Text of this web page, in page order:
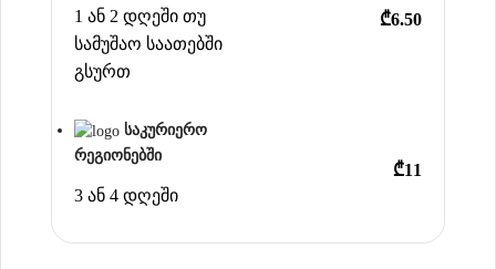
1 ან 2 დღეში თუ
სამუშაო საათებში
გსურთ
₾6.50
საკურიერო
რეგიონებში
3 ან 4 დღეში
₾11